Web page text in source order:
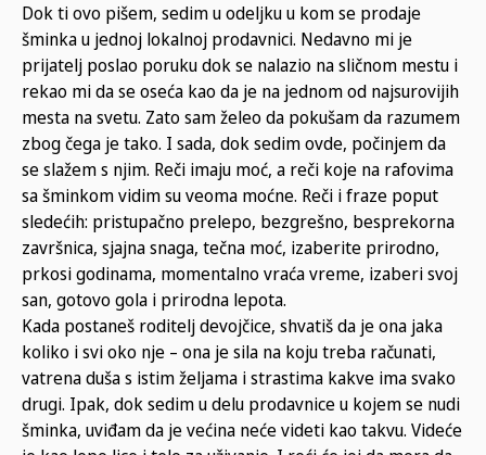
Dok ti ovo pišem, sedim u odeljku u kom se prodaje
šminka u jednoj lokalnoj prodavnici. Nedavno mi je
prijatelj poslao poruku dok se nalazio na sličnom mestu i
rekao mi da se oseća kao da je na jednom od najsurovijih
mesta na svetu. Zato sam želeo da pokušam da razumem
zbog čega je tako. I sada, dok sedim ovde, počinjem da
se slažem s njim. Reči imaju moć, a reči koje na rafovima
sa šminkom vidim su veoma moćne. Reči i fraze poput
sledećih: pristupačno prelepo, bezgrešno, besprekorna
završnica, sjajna snaga, tečna moć, izaberite prirodno,
prkosi godinama, momentalno vraća vreme, izaberi svoj
san, gotovo gola i prirodna lepota.
Kada postaneš roditelj devojčice, shvatiš da je ona jaka
koliko i svi oko nje – ona je sila na koju treba računati,
vatrena duša s istim željama i strastima kakve ima svako
drugi. Ipak, dok sedim u delu prodavnice u kojem se nudi
šminka, uviđam da je većina neće videti kao takvu. Videće